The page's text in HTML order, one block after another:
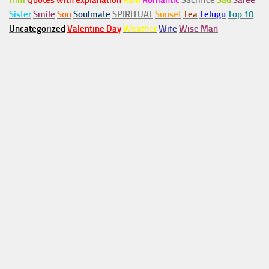
SisterSmile SonSoulmate SPIRITUALSunsetTeaTeluguTop 10
Uncategorized Valentine DayWeatherWife Wise Man